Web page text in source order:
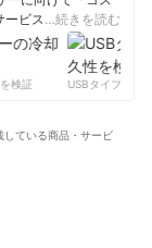
ービス」まで、ベ
日コンテンツを制
ル
…続きを読む
証
USBタイプCケー
している商品・サービ